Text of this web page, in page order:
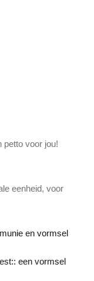
petto voor jou!
eenheid, voor
en vormsel
een vormsel